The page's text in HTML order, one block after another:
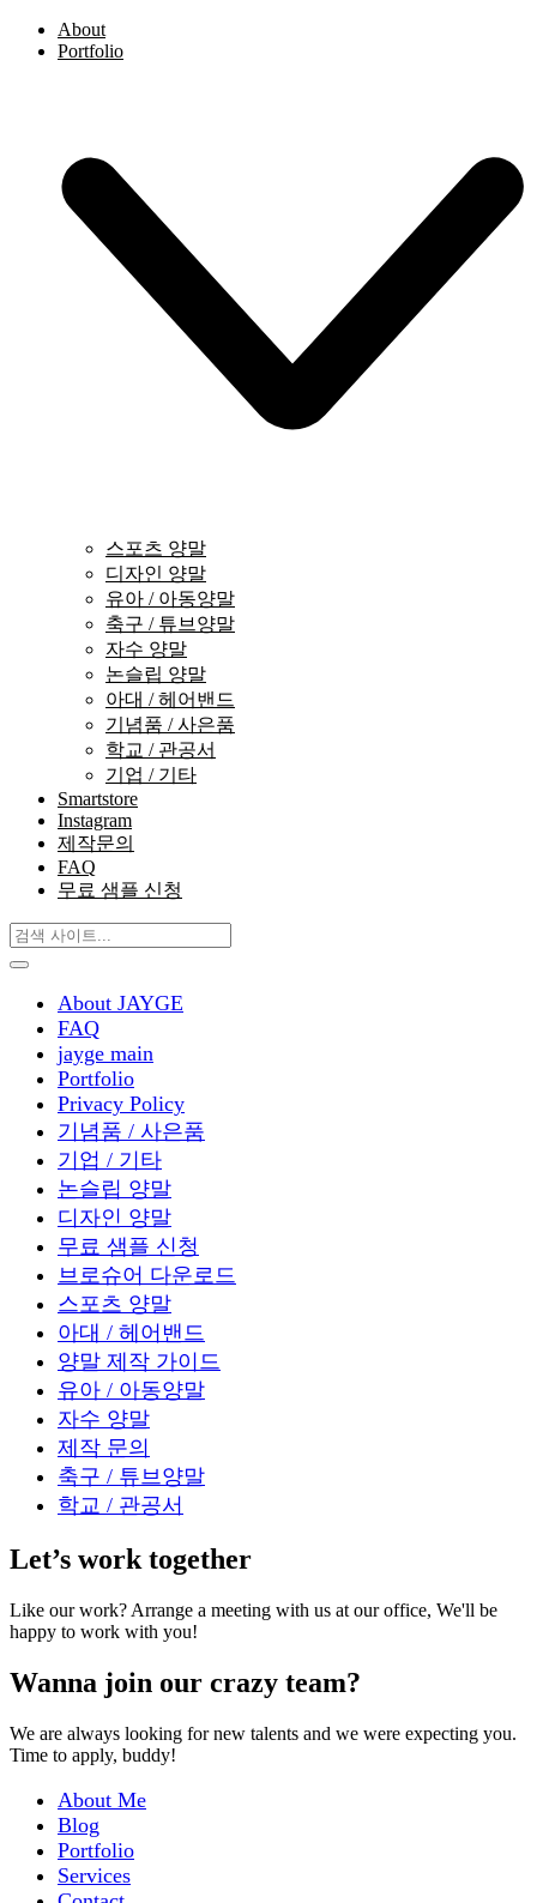
About
Portfolio
스포츠 양말
디자인 양말
유아 / 아동양말
축구 / 튜브양말
자수 양말
논슬립 양말
아대 / 헤어밴드
기념품 / 사은품
학교 / 관공서
기업 / 기타
Smartstore
Instagram
제작문의
FAQ
무료 샘플 신청
About JAYGE
FAQ
jayge main
Portfolio
Privacy Policy
기념품 / 사은품
기업 / 기타
논슬립 양말
디자인 양말
무료 샘플 신청
브로슈어 다운로드
스포츠 양말
아대 / 헤어밴드
양말 제작 가이드
유아 / 아동양말
자수 양말
제작 문의
축구 / 튜브양말
학교 / 관공서
Let’s work together
Like our work? Arrange a meeting with us at our office, We'll be
happy to work with you!
Wanna join our crazy team?
We are always looking for new talents and we were expecting you.
Time to apply, buddy!
About Me
Blog
Portfolio
Services